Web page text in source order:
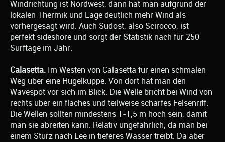
Windrichtung ist Nordwest, dann hat man aufgrund der
lokalen Thermik und Lage deutlich mehr Wind als
vorhergesagt wird. Auch Südost, also Scirocco, ist
perfekt sideshore und sorgt der Statistik nach für 250
Surftage im Jahr.
Calasetta. Im Westen von Calasetta für einen schmalen
Weg über eine Hügelkuppe. Von dort hat man den
Wavespot vor sich im Blick. Die Welle bricht bei Wind von
rechts über ein flaches und teilweise scharfes Felsenriff.
Die Wellen sollten mindestens 1-1,5 m hoch sein, damit
man sie abreiten kann. Relativ ungefährlich, da man bei
einem Sturz nach Lee in tieferes Wasser treibt. Da aber